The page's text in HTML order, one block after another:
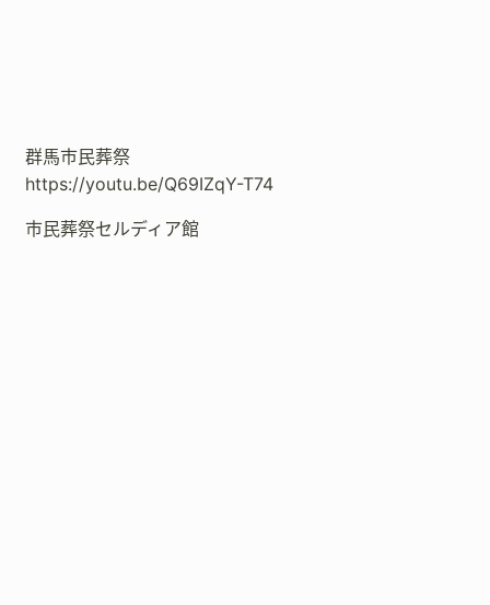
群馬市民葬祭
https://youtu.be/Q69IZqY-T74
市民葬祭セルディア館